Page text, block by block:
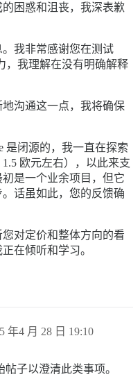
困惑和沮丧，我深表歉
我非常感谢您在测试
，我理解在没有明确解释
沟通这一点，我将确保
闭源的，我一直在探索
欧元左右），以此来支
是一个业余项目，但它
话虽如此，您的反馈确
对定价和整体方向的看
在倾听和学习。
年4 月 28 日 19:10
子以澄清此类事项。